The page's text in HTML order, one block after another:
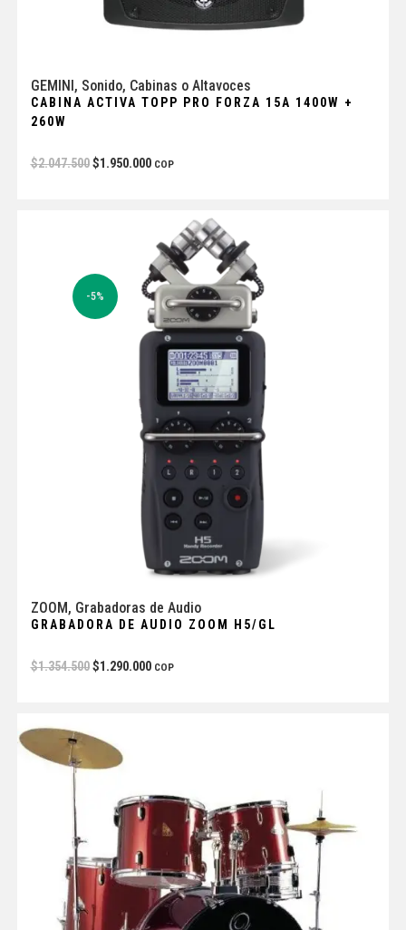
GEMINI, Sonido, Cabinas o Altavoces
CABINA ACTIVA TOPP PRO FORZA 15A 1400W +
260W
$2.047.500 $1.950.000 COP
-5%
ZOOM, Grabadoras de Audio
GRABADORA DE AUDIO ZOOM H5/GL
$1.354.500 $1.290.000 COP